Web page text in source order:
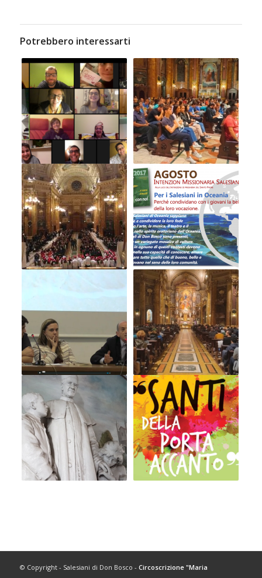
Potrebbero interessarti
© Copyright - Salesiani di Don Bosco - Circoscrizione "Maria